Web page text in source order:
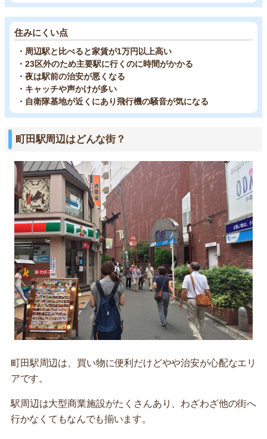
住みにくい点
・周辺駅と比べると家賃が1万円以上高い
・23区外のため主要駅に行くのに時間がかかる
・夜は駅前の治安が悪くなる
・キャッチや声かけが多い
・自衛隊基地が近くにあり飛行機の騒音が気になる
町田駅周辺はどんな街？
町田駅周辺は、買い物に便利だけどやや治安が心配なエリ
アです。
駅周辺は大型商業施設がたくさんあり、わざわざ他の街へ
行かなくてもなんでも揃います。